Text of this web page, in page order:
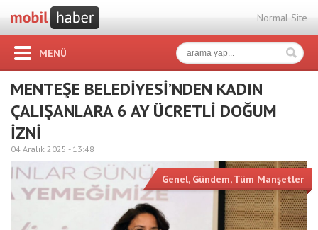
Normal Site
MENÜ
MENTEŞE BELEDİYESİ’NDEN KADIN
ÇALIŞANLARA 6 AY ÜCRETLİ DOĞUM
İZNİ
04 Aralık 2025 - 13:48
Genel, Gündem,Tüm Manşetler